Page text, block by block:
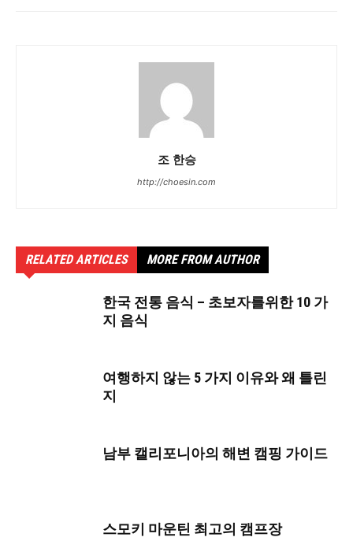
조 한승
http://choesin.com
RELATED ARTICLES MORE FROM AUTHOR
한국 전통 음식 – 초보자를위한 10 가
지 음식
여행하지 않는 5 가지 이유와 왜 틀린
지
남부 캘리포니아의 해변 캠핑 가이드
스모키 마운틴 최고의 캠프장